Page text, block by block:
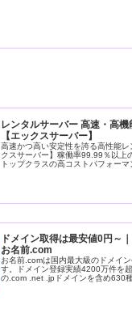
レンタルサーバー 高速・高
【エックスサーバー】
高速かつ高い安定性を誇る高性能
クスサーバー】稼働率99.99％以上
トップクラスの高コストパフォーマ
ドメイン取得は最安値0円～
お名前.com
お名前.comは国内最大級のドメイ
す。ドメイン登録実績4200万件を
の.com .net .jpドメインを含め630